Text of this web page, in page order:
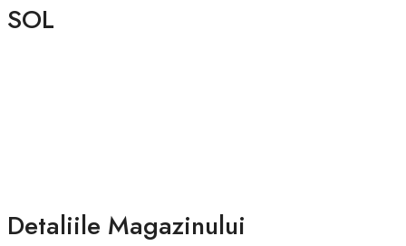
SOL
Detaliile Magazinului